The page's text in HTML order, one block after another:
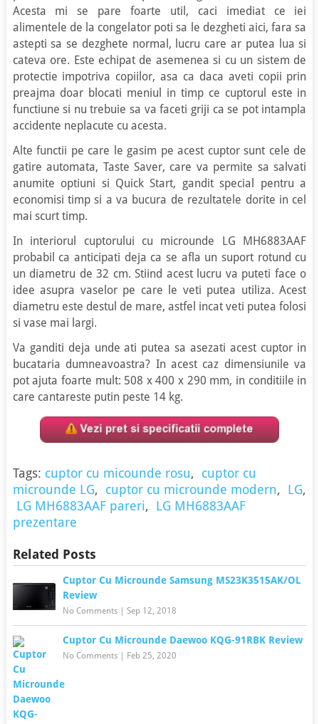
Acesta mi se pare foarte util, caci imediat ce iei
alimentele de la congelator poti sa le dezgheti aici, fara sa
astepti sa se dezghete normal, lucru care ar putea lua si
cateva ore. Este echipat de asemenea si cu un sistem de
protectie impotriva copiilor, asa ca daca aveti copii prin
preajma doar blocati meniul in timp ce cuptorul este in
functiune si nu trebuie sa va faceti griji ca se pot intampla
accidente neplacute cu acesta.
Alte functii pe care le gasim pe acest cuptor sunt cele de
gatire automata, Taste Saver, care va permite sa salvati
anumite optiuni si Quick Start, gandit special pentru a
economisi timp si a va bucura de rezultatele dorite in cel
mai scurt timp.
In interiorul cuptorului cu microunde LG MH6883AAF
probabil ca anticipati deja ca se afla un suport rotund cu
un diametru de 32 cm. Stiind acest lucru va puteti face o
idee asupra vaselor pe care le veti putea utiliza. Acest
diametru este destul de mare, astfel incat veti putea folosi
si vase mai largi.
Va ganditi deja unde ati putea sa asezati acest cuptor in
bucataria dumneavoastra? In acest caz dimensiunile va
pot ajuta foarte mult: 508 x 400 x 290 mm, in conditiile in
care cantareste putin peste 14 kg.
Tags: cuptor cu micounde rosu, cuptor cu
microunde LG, cuptor cu microunde modern, LG,
LG MH6883AAF pareri, LG MH6883AAF
prezentare
Related Posts
Cuptor Cu Microunde Samsung MS23K3515AK/OL
Review
No Comments| Sep 12, 2018
Cuptor Cu Microunde Daewoo KQG-91RBK Review
No Comments| Feb 25, 2020